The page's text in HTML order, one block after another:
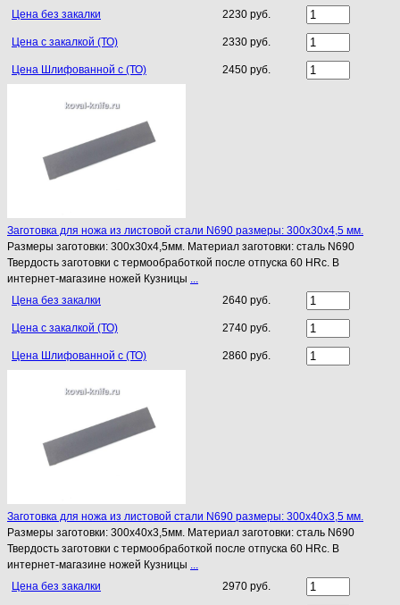
Цена без закалки
2230 руб.
Цена с закалкой (ТО) 2330 руб.
Цена Шлифованной с (ТО) 2450 руб.
Заготовка для ножа из листовой стали N690 размеры: 300х30х4,5 мм.
Размеры заготовки: 300х30х4,5мм. Материал заготовки: сталь N690
Твердость заготовки с термообработкой после отпуска 60 HRc. В
интернет-магазине ножей Кузницы ...
Цена без закалки
2640 руб.
Цена с закалкой (ТО) 2740 руб.
Цена Шлифованной с (ТО) 2860 руб.
Заготовка для ножа из листовой стали N690 размеры: 300х40х3,5 мм.
Размеры заготовки: 300х40х3,5мм. Материал заготовки: сталь N690
Твердость заготовки с термообработкой после отпуска 60 HRc. В
интернет-магазине ножей Кузницы ...
Цена без закалки
2970 руб.